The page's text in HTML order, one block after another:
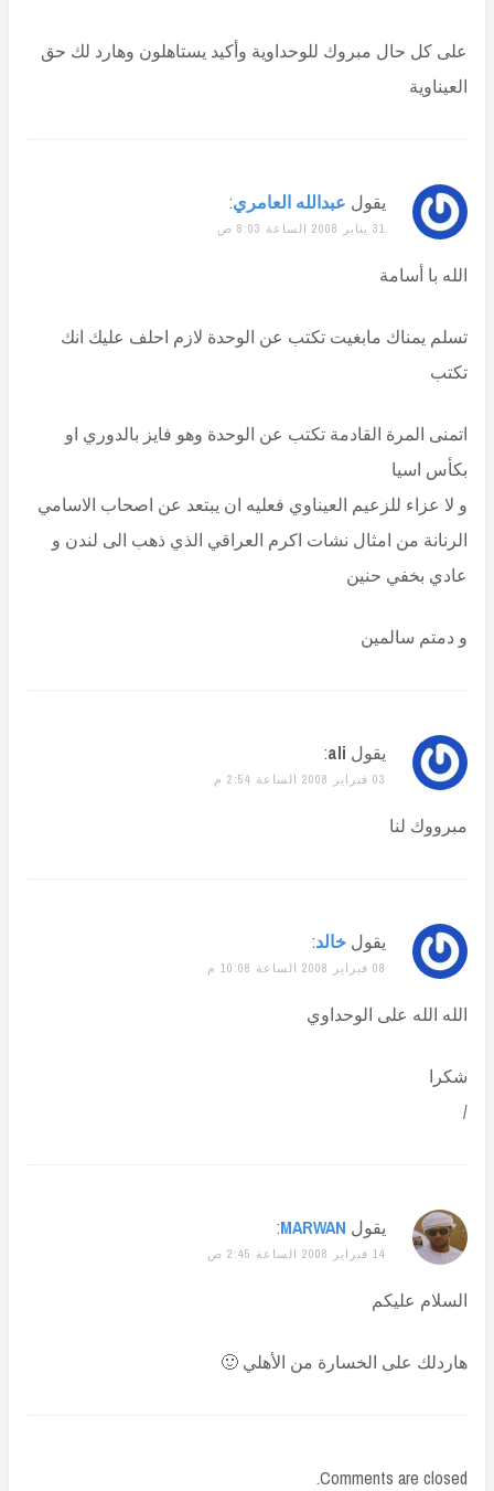
على كل حال مبروك للوحداوية وأكيد يستاهلون وهارد لك حق
العيناوية
يقول عبدالله العامري:
31 يناير 2008 الساعة 8:03 ص
الله با أسامة
تسلم يمناك مابغيت تكتب عن الوحدة لازم احلف عليك انك
تكتب
اتمنى المرة القادمة تكتب عن الوحدة وهو فايز بالدوري او
بكأس اسيا
و لا عزاء للزعيم العيناوي فعليه ان يبتعد عن اصحاب الاسامي
الرنانة من امثال نشات اكرم العراقي الذي ذهب الى لندن و
عادي بخفي حنين
و دمتم سالمين
يقول ali
:
03 فبراير 2008 الساعة 2:54 م
مبرووك لنا
يقول خالد:
08 فبراير 2008 الساعة 10:08 م
الله الله على الوحداوي
شكرا
/
يقول MARWAN
:
14 فبراير 2008 الساعة 2:45 ص
السلام عليكم
هاردلك على الخسارة من الأهلي 🙂
Comments are closed.